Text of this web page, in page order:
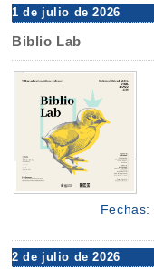
1 de julio de 2026
Biblio Lab
Fechas:
2 de julio de 2026